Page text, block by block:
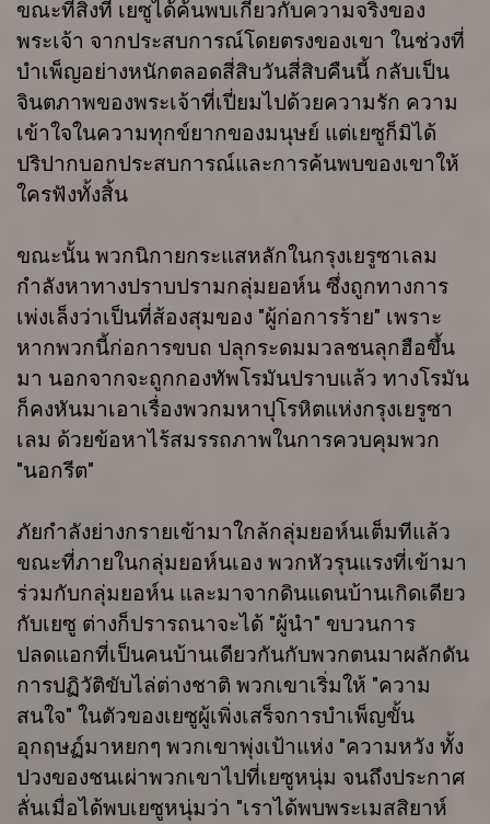
ขณะที่สิ่งที่ เยซูได้ค้นพบเกี่ยวกับความจริงของ
พระเจ้า จากประสบการณ์โดยตรงของเขา ในช่วงที่
บำเพ็ญอย่างหนักตลอดสี่สิบวันสี่สิบคืนนี้ กลับเป็น
จินตภาพของพระเจ้าที่เปี่ยมไปด้วยความรัก ความ
เข้าใจในความทุกข์ยากของมนุษย์ แต่เยซูก็มิได้
ปริปากบอกประสบการณ์และการค้นพบของเขาให้
ใครฟังทั้งสิ้น
ขณะนั้น พวกนิกายกระแสหลักในกรุงเยรูซาเลม
กำลังหาทางปราบปรามกลุ่มยอห์น ซึ่งถูกทางการ
เพ่งเล็งว่าเป็นที่ส้องสุมของ "ผู้ก่อการร้าย" เพราะ
หากพวกนี้ก่อการขบถ ปลุกระดมมวลชนลุกฮือขึ้น
มา นอกจากจะถูกกองทัพโรมันปราบแล้ว ทางโรมัน
ก็คงหันมาเอาเรื่องพวกมหาปุโรหิตแห่งกรุงเยรูซา
เลม ด้วยข้อหาไร้สมรรถภาพในการควบคุมพวก
"นอกรีต"
ภัยกำลังย่างกรายเข้ามาใกล้กลุ่มยอห์นเต็มทีแล้ว
ขณะที่ภายในกลุ่มยอห์นเอง พวกหัวรุนแรงที่เข้ามา
ร่วมกับกลุ่มยอห์น และมาจากดินแดนบ้านเกิดเดียว
กับเยซู ต่างก็ปรารถนาจะได้ "ผู้นำ" ขบวนการ
ปลดแอกที่เป็นคนบ้านเดียวกันกับพวกตนมาผลักดัน
การปฏิวัติขับไล่ต่างชาติ พวกเขาเริ่มให้ "ความ
สนใจ" ในตัวของเยซูผู้เพิ่งเสร็จการบำเพ็ญขั้น
อุกฤษฏ์มาหยกๆ พวกเขาพุ่งเป้าแห่ง "ความหวัง ทั้ง
ปวงของชนเผ่าพวกเขาไปที่เยซูหนุ่ม จนถึงประกาศ
ลั่นเมื่อได้พบเยซูหนุ่มว่า "เราได้พบพระเมสสิยาห์